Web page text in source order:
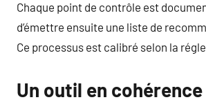
Chaque point de contrôle est
d’émettre ensuite une liste de
Ce processus est calibré selon la
Un outil en